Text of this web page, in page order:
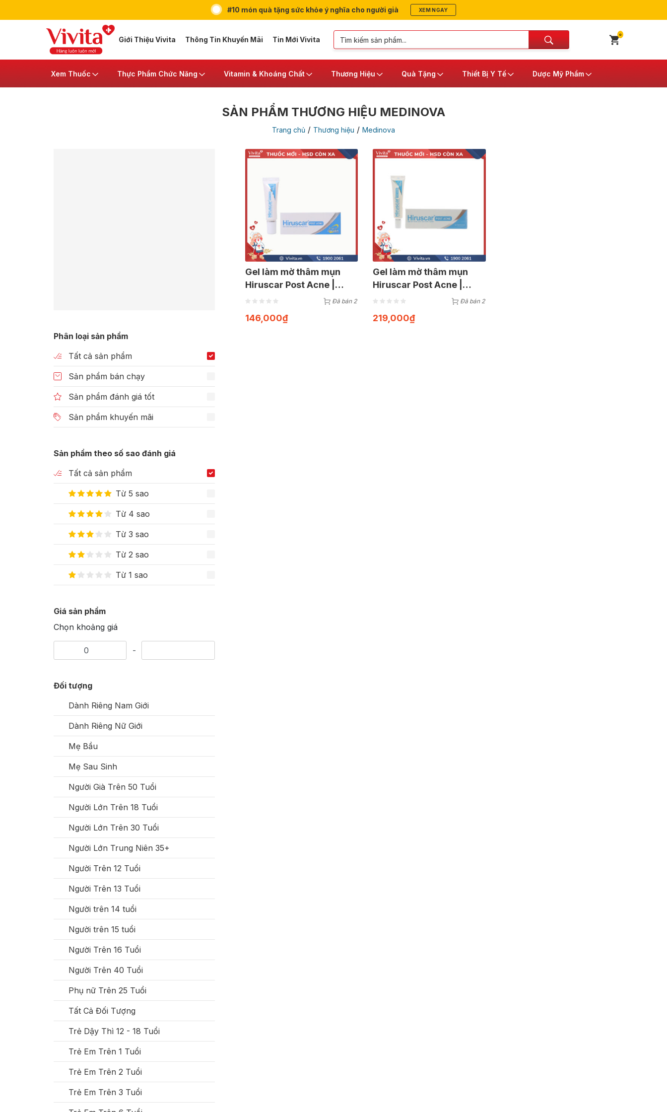
#10 món quà tặng sức khỏe ý nghĩa cho người già XEM NGAY
Giới Thiệu Vivita Thông Tin Khuyến Mãi Tin Mới Vivita
0
Xem Thuốc Thực Phẩm Chức Năng Vitamin & Khoáng Chất Thương Hiệu Quà Tặng Thiết Bị Y Tế Dược Mỹ Phẩm
SẢN PHẨM THƯƠNG HIỆU MEDINOVA
Trang chủ / Thương hiệu / Medinova
Phân loại sản phẩm
Tất cả sản phẩm
Sản phẩm bán chạy
Sản phẩm đánh giá tốt
Sản phẩm khuyến mãi
Sản phẩm theo số sao đánh giá
Tất cả sản phẩm
Từ 5 sao
Từ 4 sao
Từ 3 sao
Từ 2 sao
Từ 1 sao
Giá sản phẩm
Chọn khoảng giá
-
Đối tượng
Dành Riêng Nam Giới
Dành Riêng Nữ Giới
Mẹ Bầu
Mẹ Sau Sinh
Người Già Trên 50 Tuổi
Người Lớn Trên 18 Tuổi
Người Lớn Trên 30 Tuổi
Người Lớn Trung Niên 35+
Người Trên 12 Tuổi
Người Trên 13 Tuổi
Người trên 14 tuổi
Người trên 15 tuổi
Người Trên 16 Tuổi
Người Trên 40 Tuổi
Phụ nữ Trên 25 Tuổi
Tất Cả Đối Tượng
Trẻ Dậy Thì 12 - 18 Tuổi
Trẻ Em Trên 1 Tuổi
Trẻ Em Trên 2 Tuổi
Trẻ Em Trên 3 Tuổi
Gel làm mờ thâm mụn
Hiruscar Post Acne |
Tuýp 5g
Đã bán 2
146,000₫
Gel làm mờ thâm mụn
Hiruscar Post Acne |
Tuýp 10g
Đã bán 2
219,000₫